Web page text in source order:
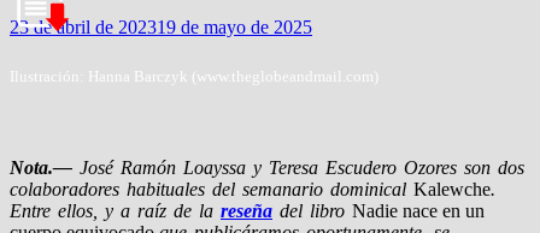
23 de abril de 202319 de mayo de 2025
Ilustración: Hanna Barczyk (www.theglobeandmail.com)
Nota.— José Ramón Loayssa y Teresa Escudero Ozores son dos
colaboradores habituales del semanario dominical Kalewche.
Entre ellos, y a raíz de la reseña del libro Nadie nace en un